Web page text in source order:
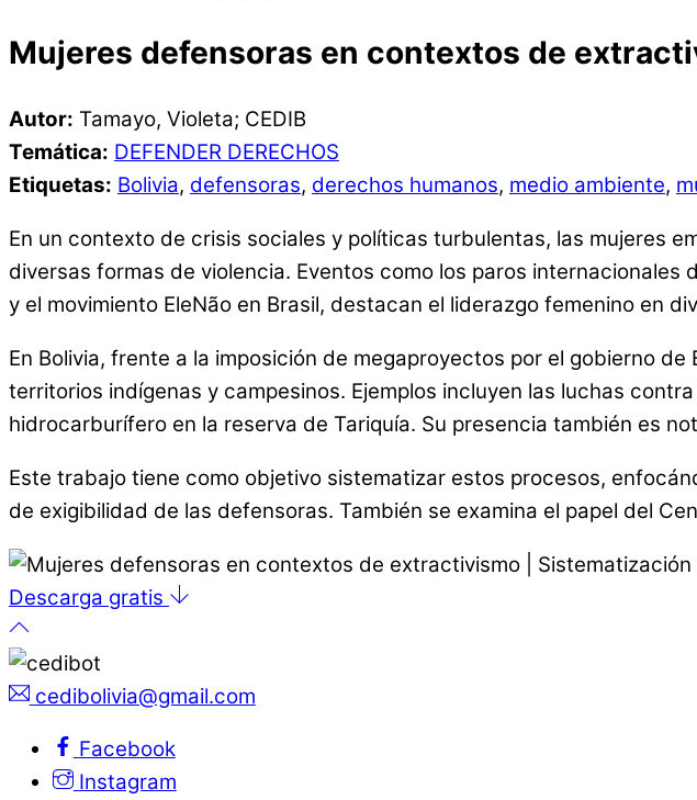
Mujeres defensoras en contextos de
Autor: Tamayo, Violeta; CEDIB
Temática: DEFENDER DERECHOS
Etiquetas: Bolivia, defensoras, derechos humanos, medio ambiente,
En un contexto de crisis sociales y políticas turbulentas, las mujeres
diversas formas de violencia. Eventos como los paros
y el movimiento EleNão en Brasil, destacan el liderazgo femenino en
En Bolivia, frente a la imposición de megaproyectos por el gobierno
territorios indígenas y campesinos. Ejemplos incluyen las luchas
hidrocarburífero en la reserva de Tariquía. Su presencia también es
Este trabajo tiene como objetivo sistematizar estos procesos,
de exigibilidad de las defensoras. También se examina el papel del
Descarga gratis
cedibolivia@gmail.com
Facebook
Instagram